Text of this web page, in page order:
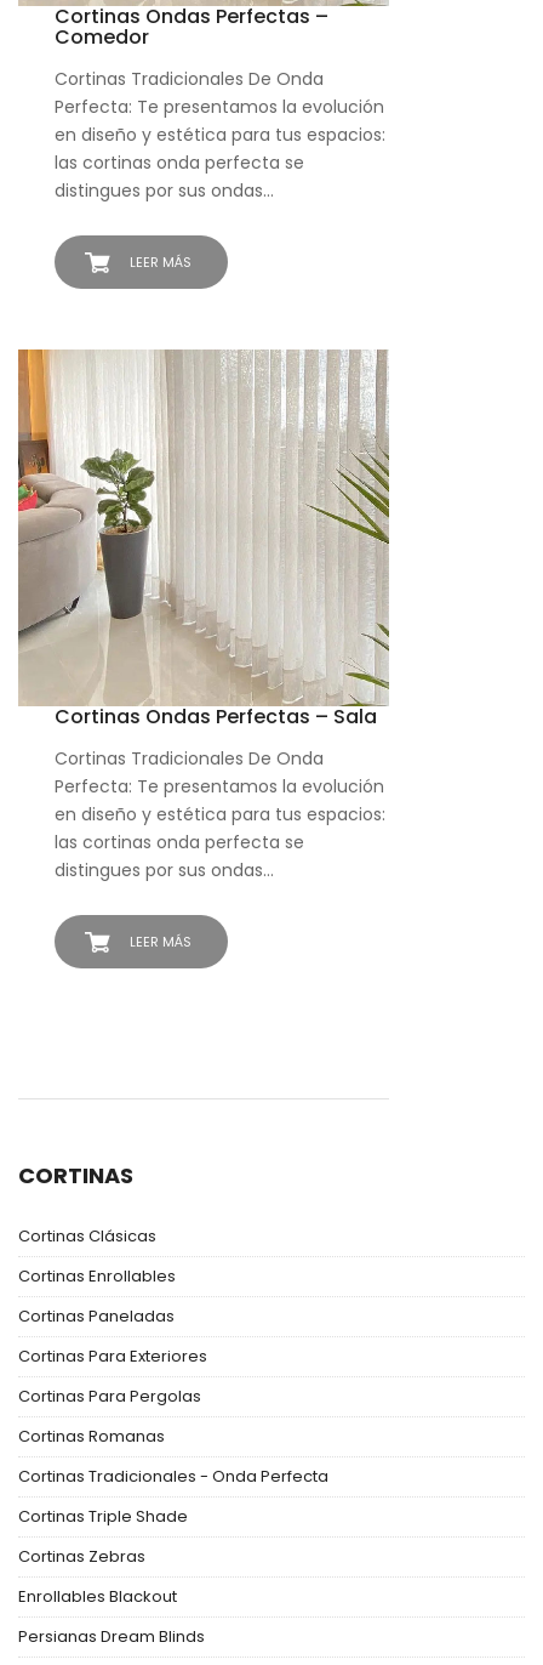
CORTINAS
Cortinas Clásicas
Cortinas Enrollables
Cortinas Paneladas
Cortinas Para Exteriores
Cortinas Para Pergolas
Cortinas Romanas
Cortinas Tradicionales - Onda Perfecta
Cortinas Triple Shade
Cortinas Zebras
Enrollables Blackout
Persianas Dream Blinds
LEER MÁS
Cortinas Ondas Perfectas –
Comedor
Cortinas Tradicionales De Onda
Perfecta: Te presentamos la evolución
en diseño y estética para tus espacios:
las cortinas onda perfecta se
distingues por sus ondas…
LEER MÁS
Cortinas Ondas Perfectas – Sala
Cortinas Tradicionales De Onda
Perfecta: Te presentamos la evolución
en diseño y estética para tus espacios:
las cortinas onda perfecta se
distingues por sus ondas…